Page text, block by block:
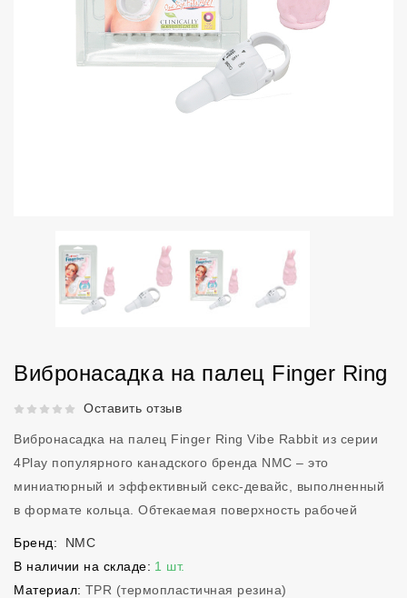
Вибронасадка на палец Finger Ring
Рейтинг 5 из 5.Оставить отзыв
Вибронасадка на палец Finger Ring Vibe Rabbit из серии
4Play популярного канадского бренда NMC – это
миниатюрный и эффективный секс-девайс, выполненный
в формате кольца. Обтекаемая поверхность рабочей
Бренд:
NMC
В наличии на складе: 1 шт.
Материал: TPR (термопластичная резина)